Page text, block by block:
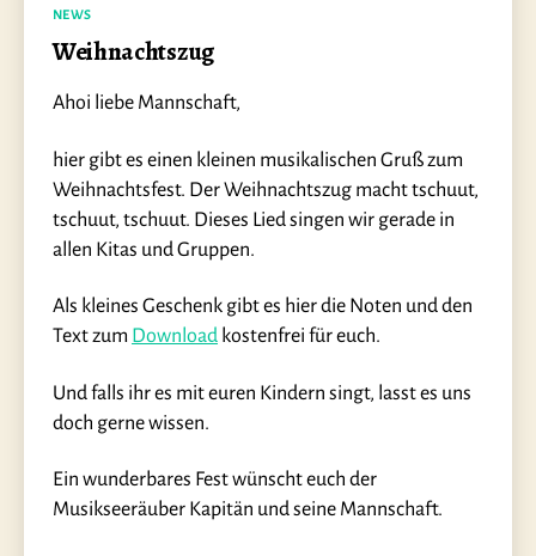
Kategorien
NEWS
Weihnachtszug
Ahoi liebe Mannschaft,
hier gibt es einen kleinen musikalischen Gruß zum
Weihnachtsfest. Der Weihnachtszug macht tschuut,
tschuut, tschuut. Dieses Lied singen wir gerade in
allen Kitas und Gruppen.
Als kleines Geschenk gibt es hier die Noten und den
Text zum Download kostenfrei für euch.
Und falls ihr es mit euren Kindern singt, lasst es uns
doch gerne wissen.
Ein wunderbares Fest wünscht euch der
Musikseeräuber Kapitän und seine Mannschaft.